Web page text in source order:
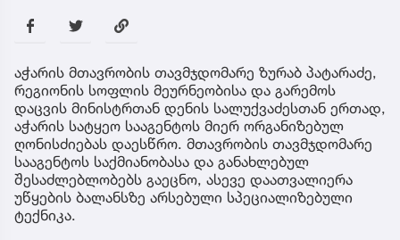
აჭარის მთავრობის თავმჯდომარე ზურაბ პატარაძე,
რეგიონის სოფლის მეურნეობისა და გარემოს
დაცვის მინისტრთან დენის სალუქვაძესთან ერთად,
აჭარის სატყეო სააგენტოს მიერ ორგანიზებულ
ღონისძიებას დაესწრო. მთავრობის თავმჯდომარე
სააგენტოს საქმიანობასა და განახლებულ
შესაძლებლობებს გაეცნო, ასევე დაათვალიერა
უწყების ბალანსზე არსებული სპეციალიზებული
ტექნიკა.